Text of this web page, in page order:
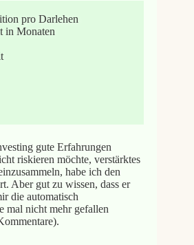
pro Darlehen
in Monaten
gute Erfahrungen
riskieren möchte, verstärktes
habe ich den
Aber gut zu wissen, dass er
die automatisch
mal nicht mehr gefallen